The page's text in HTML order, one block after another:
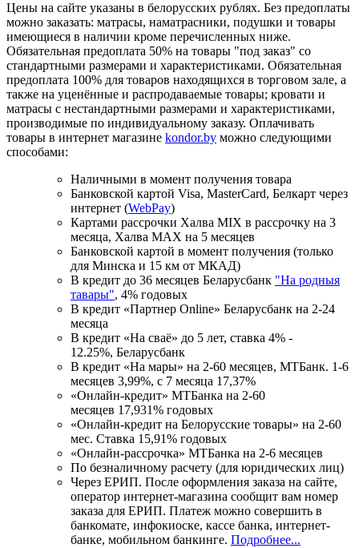
Цены на сайте указаны в белорусских рублях. Без предоплаты
можно заказать: матрасы, наматрасники, подушки и товары
имеющиеся в наличии кроме перечисленных ниже.
Обязательная предоплата 50% на товары "под заказ" со
стандартными размерами и характеристиками. Обязательная
предоплата 100% для товаров находящихся в торговом зале, а
также на уценённые и распродаваемые товары; кровати и
матрасы с нестандартными размерами и характеристиками,
производимые по индивидуальному заказу. Оплачивать
товары в интернет магазине kondor.by можно следующими
способами:
Наличными в момент получения товара
Банковской картой Visa, MasterCard, Белкарт через
интернет (WebPay)
Картами рассрочки Халва MIX в рассрочку на 3
месяца, Халва MАХ на 5 месяцев
Банковской картой в момент получения (только
для Минска и 15 км от МКАД)
В кредит до 36 месяцев Беларусбанк "На родныя
тавары", 4% годовых
В кредит «Партнер Online» Беларусбанк на 2-24
месяца
В кредит «На сваё» до 5 лет, ставка 4% -
12.25%, Беларусбанк
В кредит «На мары» на 2-60 месяцев, МТБанк. 1-6
месяцев 3,99%, с 7 месяца 17,37%
«Онлайн-кредит» МТБанка на 2-60
месяцев 17,931% годовых
«Онлайн-кредит на Белорусские товары» на 2-60
мес. Ставка 15,91% годовых
«Онлайн-рассрочка» МТБанка на 2-6 месяцев
По безналичному расчету (для юридических лиц)
Через ЕРИП. После оформления заказа на сайте,
оператор интернет-магазина сообщит вам номер
заказа для ЕРИП. Платеж можно совершить в
банкомате, инфокиоске, кассе банка, интернет-
банке, мобильном банкинге. Подробнее...